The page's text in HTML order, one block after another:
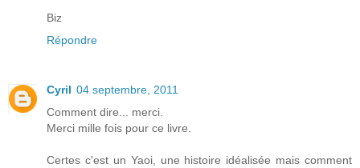
Biz
Répondre
Cyril 04 septembre, 2011
Comment dire... merci.
Merci mille fois pour ce livre.
Certes c'est un Yaoi, une histoire idéalisée mais comment